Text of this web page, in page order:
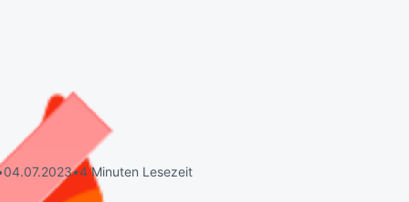
04.07.2023•4 Minuten Lesezeit